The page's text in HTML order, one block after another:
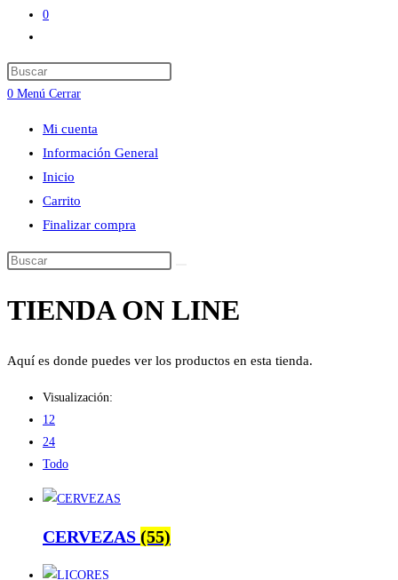
0
de
la
web
0 Menú Cerrar
Mi cuenta
Información General
Inicio
Carrito
Finalizar compra
Buscar
esta
TIENDA ON LINE
Aquí es donde puedes ver los productos en esta tienda.
Visualización:
12
24
Todo
CERVEZAS (55)